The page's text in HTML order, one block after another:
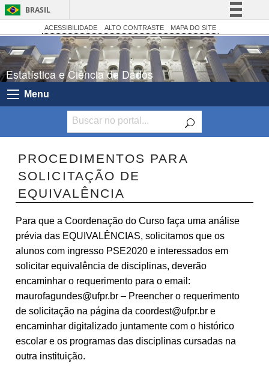
BRASIL
Simplifique!
Comunica BR
Participe
Acesso à informação
Canais
ACESSIBILIDADE ALTO CONTRASTE MAPA DO SITE
Estatística e Ciência de Dados
Menu
PROCEDIMENTOS PARA
SOLICITAÇÃO DE
EQUIVALÊNCIA
Para que a Coordenação do Curso faça uma análise
prévia das EQUIVALÊNCIAS, solicitamos que os
alunos com ingresso PSE2020 e interessados em
solicitar equivalência de disciplinas, deverão
encaminhar o requerimento para o email:
maurofagundes@ufpr.br – Preencher o requerimento
de solicitação na página da coordest@ufpr.br e
encaminhar digitalizado juntamente com o histórico
escolar e os programas das disciplinas cursadas na
outra instituição.